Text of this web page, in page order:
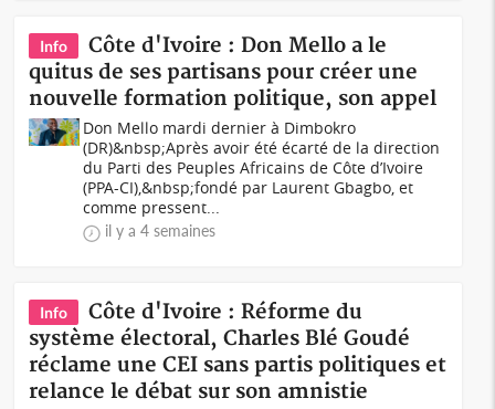
Info
Côte d'Ivoire : Don Mello a le
quitus de ses partisans pour créer une
nouvelle formation politique, son appel
Don Mello mardi dernier à Dimbokro
(DR)&nbsp;Après avoir été écarté de la direction
du Parti des Peuples Africains de Côte d’Ivoire
(PPA-CI),&nbsp;fondé par Laurent Gbagbo, et
comme pressent...
il y a 4 semaines
Info
Côte d'Ivoire : Réforme du
système électoral, Charles Blé Goudé
réclame une CEI sans partis politiques et
relance le débat sur son amnistie